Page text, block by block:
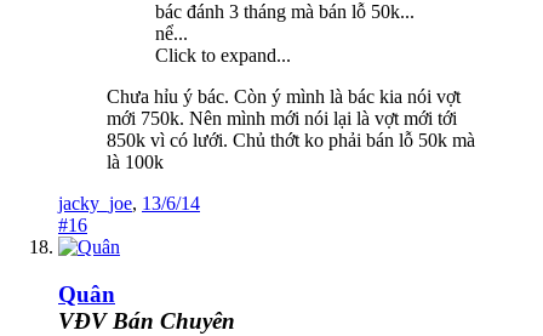
bác đánh 3 tháng mà bán lỗ 50k...
nể...
Click to expand...
Chưa hỉu ý bác. Còn ý mình là bác kia nói vợt
mới 750k. Nên mình mới nói lại là vợt mới tới
850k vì có lưới. Chủ thớt ko phải bán lỗ 50k mà
là 100k
jacky_joe, 13/6/14
#16
Quân
VĐV Bán Chuyên